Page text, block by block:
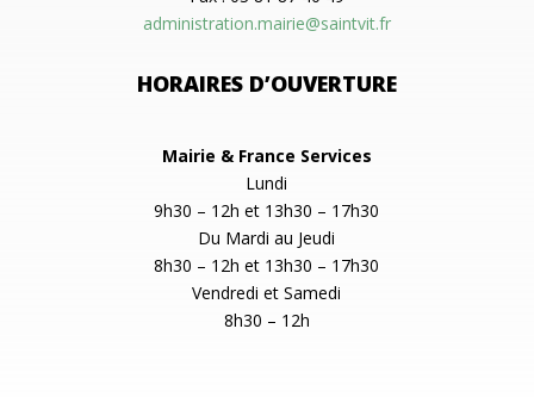
administration.mairie@saintvit.fr
HORAIRES D’OUVERTURE
Mairie & France Services
Lundi
9h30 – 12h et 13h30 – 17h30
Du Mardi au Jeudi
8h30 – 12h et 13h30 – 17h30
Vendredi et Samedi
8h30 – 12h